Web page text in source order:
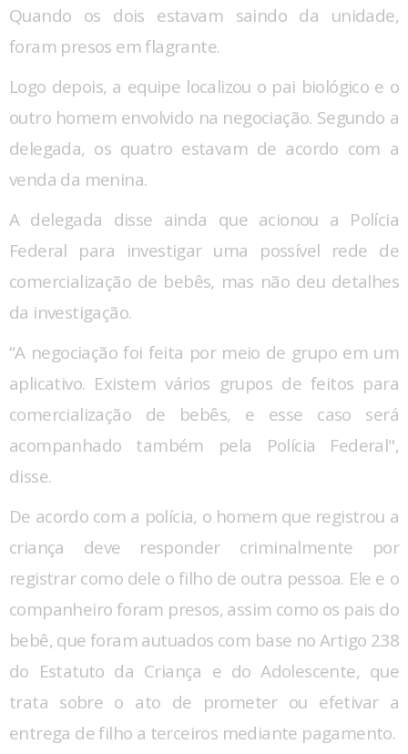
Quando os dois estavam saindo da unidade,
foram presos em flagrante.
Logo depois, a equipe localizou o pai biológico e o
outro homem envolvido na negociação. Segundo a
delegada, os quatro estavam de acordo com a
venda da menina.
A delegada disse ainda que acionou a Polícia
Federal para investigar uma possível rede de
comercialização de bebês, mas não deu detalhes
da investigação.
“A negociação foi feita por meio de grupo em um
aplicativo. Existem vários grupos de feitos para
comercialização de bebês, e esse caso será
acompanhado também pela Polícia Federal",
disse.
De acordo com a polícia, o homem que registrou a
criança deve responder criminalmente por
registrar como dele o filho de outra pessoa. Ele e o
companheiro foram presos, assim como os pais do
bebê, que foram autuados com base no Artigo 238
do Estatuto da Criança e do Adolescente, que
trata sobre o ato de prometer ou efetivar a
entrega de filho a terceiros mediante pagamento.